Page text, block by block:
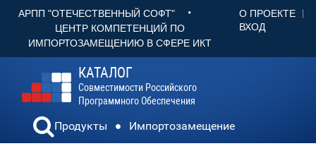
АРПП "ОТЕЧЕСТВЕННЫЙ СОФТ" •
ЦЕНТР КОМПЕТЕНЦИЙ ПО
ИМПОРТОЗАМЕЩЕНИЮ В СФЕРЕ ИКТ
О ПРОЕКТЕ
ВХОД
КАТАЛОГ
Совместимости Российского
Программного Обеспечения
Продукты Импортозамещение